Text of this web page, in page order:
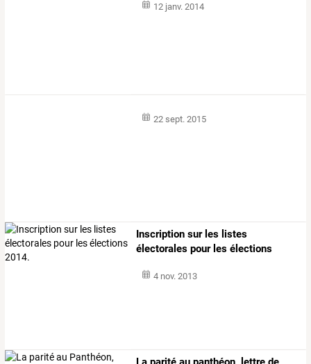
12 janv. 2014
22 sept. 2015
Inscription sur les listes
électorales pour les élections
4 nov. 2013